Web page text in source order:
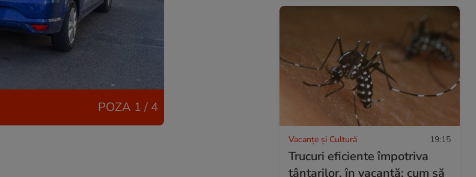
POZA 1 / 4
Vacanțe și Cultură 19:15
Trucuri eficiente împotriva
țânțarilor, în vacanță: cum să